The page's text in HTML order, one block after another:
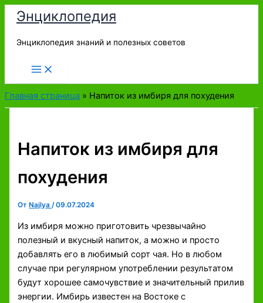
Перейти
содержимому
Энциклопедия
Энциклопедия знаний и полезных советов
Главная страница » Напиток из имбиря для похудения
Напиток из имбиря для
похудения
От Najlya/09.07.2024
Из имбиря можно приготовить чрезвычайно
полезный и вкусный напиток, а можно и просто
добавлять его в любимый сорт чая. Но в любом
случае при регулярном употреблении результатом
будут хорошее самочувствие и значительный прилив
энергии. Имбирь известен на Востоке с